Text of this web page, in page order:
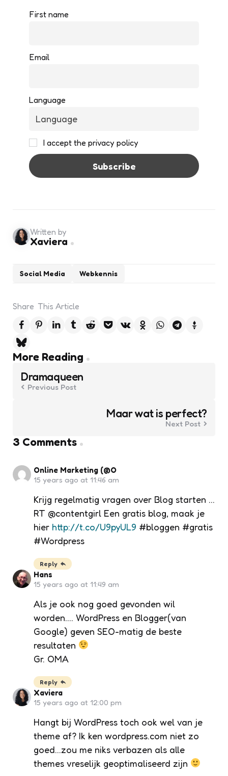
First name
Email
Language
I accept the privacy policy
Social Media Webkennis
Written by
Xaviera
Share This Article
More Reading
Post
navigation
Dramaqueen
Previous Post
Maar wat is perfect?
Next Post
3 Comments
Online Marketing (@O
15 years ago at 11:46 am
Krijg regelmatig vragen over Blog starten …
RT @contentgirl Een gratis blog, maak je
hier http://t.co/U9pyUL9 #bloggen #gratis
#Wordpress
Reply
Hans
15 years ago at 11:49 am
Als je ook nog goed gevonden wil
worden…. WordPress en Blogger(van
Google) geven SEO-matig de beste
resultaten
Gr. OMA
Reply
Xaviera
15 years ago at 12:00 pm
Hangt bij WordPress toch ook wel van je
theme af? Ik ken wordpress.com niet zo
goed…zou me niks verbazen als alle
themes vreselijk geoptimaliseerd zijn